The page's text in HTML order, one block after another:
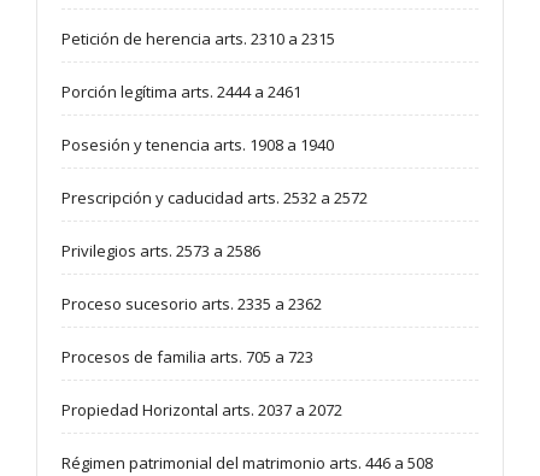
Petición de herencia arts. 2310 a 2315
Porción legítima arts. 2444 a 2461
Posesión y tenencia arts. 1908 a 1940
Prescripción y caducidad arts. 2532 a 2572
Privilegios arts. 2573 a 2586
Proceso sucesorio arts. 2335 a 2362
Procesos de familia arts. 705 a 723
Propiedad Horizontal arts. 2037 a 2072
Régimen patrimonial del matrimonio arts. 446 a 508